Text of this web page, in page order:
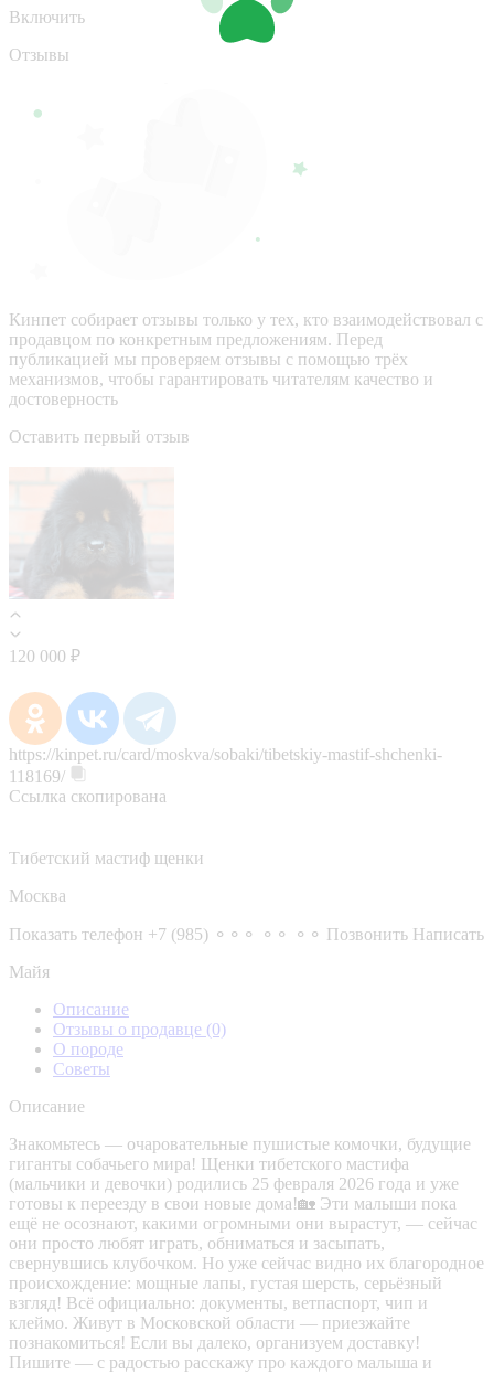
Включить
Отзывы
Кинпет собирает отзывы только у тех, кто взаимодействовал с
продавцом по конкретным предложениям. Перед
публикацией мы проверяем отзывы с помощью трёх
механизмов, чтобы гарантировать читателям качество и
достоверность
Оставить первый отзыв
120 000 ₽
https://kinpet.ru/card/moskva/sobaki/tibetskiy-mastif-shchenki-
118169/
Ссылка скопирована
Тибетский мастиф щенки
Москва
Показать телефон +7 (985) ⚬⚬⚬ ⚬⚬ ⚬⚬ Позвонить Написать
Майя
Описание
Отзывы о продавце (0)
О породе
Советы
Описание
Знакомьтесь — очаровательные пушистые комочки, будущие
гиганты собачьего мира! Щенки тибетского мастифа
(мальчики и девочки) родились 25 февраля 2026 года и уже
готовы к переезду в свои новые дома!🏡 Эти малыши пока
ещё не осознают, какими огромными они вырастут, — сейчас
они просто любят играть, обниматься и засыпать,
свернувшись клубочком. Но уже сейчас видно их благородное
происхождение: мощные лапы, густая шерсть, серьёзный
взгляд! Всё официально: документы, ветпаспорт, чип и
клеймо. Живут в Московской области — приезжайте
познакомиться! Если вы далеко, организуем доставку!
Пишите — с радостью расскажу про каждого малыша и